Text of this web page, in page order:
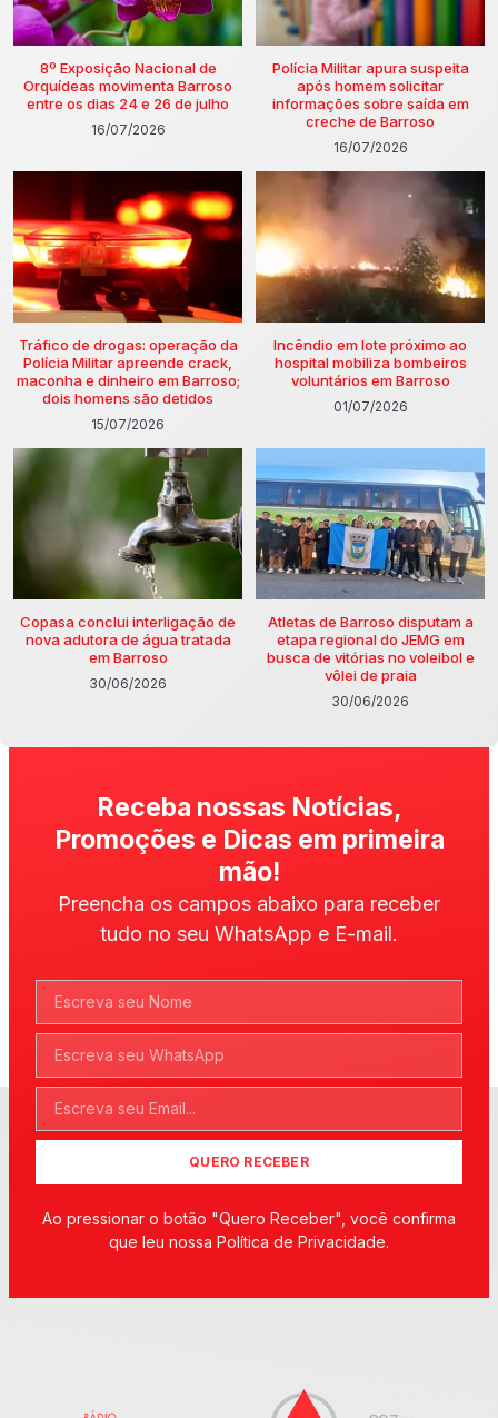
8º Exposição Nacional de
Orquídeas movimenta Barroso
entre os dias 24 e 26 de julho
16/07/2026
Polícia Militar apura suspeita
após homem solicitar
informações sobre saída em
creche de Barroso
16/07/2026
Tráfico de drogas: operação da
Polícia Militar apreende crack,
maconha e dinheiro em Barroso;
dois homens são detidos
15/07/2026
Incêndio em lote próximo ao
hospital mobiliza bombeiros
voluntários em Barroso
01/07/2026
Copasa conclui interligação de
nova adutora de água tratada
em Barroso
30/06/2026
Atletas de Barroso disputam a
etapa regional do JEMG em
busca de vitórias no voleibol e
vôlei de praia
30/06/2026
Receba nossas Notícias,
Promoções e Dicas em primeira
mão!
Preencha os campos abaixo para receber
tudo no seu WhatsApp e E-mail.
QUERO RECEBER
Ao pressionar o botão "Quero Receber", você confirma
que leu nossa Política de Privacidade.